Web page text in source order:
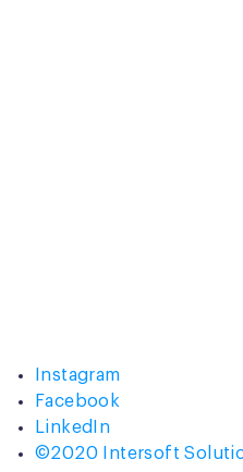
Instagram
Facebook
LinkedIn
©2020 Intersoft